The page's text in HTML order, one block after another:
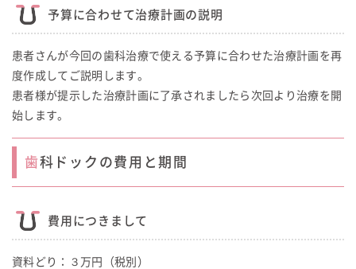
予算に合わせて治療計画の説明
患者さんが今回の歯科治療で使える予算に合わせた治療計画を再
度作成してご説明します。
患者様が提示した治療計画に了承されましたら次回より治療を開
始します。
歯科ドックの費用と期間
費用につきまして
資料どり：３万円（税別）